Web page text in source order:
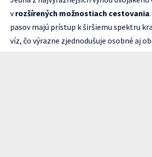
vrozšírených možnostiach cestovania
pasov majú prístup k širšiemu spektru
víz, čo výrazne zjednodušuje osobné aj